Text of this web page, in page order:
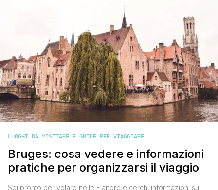
LUOGHI DA VISITARE E GUIDE PER VIAGGIARE
Bruges: cosa vedere e informazioni
pratiche per organizzarsi il viaggio
Sei pronto per volare nelle Fiandre e cerchi informazioni su